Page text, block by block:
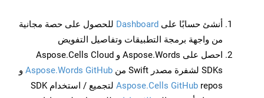
أنشئ حسابًا على Dashboard للحصول على حصة مجانية
من واجهة برمجة التطبيقات وتفاصيل التفويض
احصل على Aspose.Words و Aspose.Cells Cloud
SDKs لشفرة مصدر Swift من
Aspose.Words GitHub و
Aspose.Cells GitHub
repos لتجميع / استخدام SDK